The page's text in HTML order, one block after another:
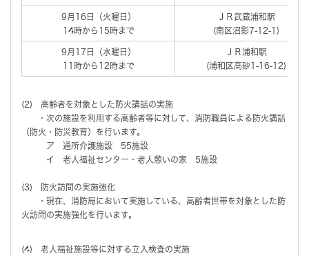
9月16日（火曜日）
14時から15時まで
ＪＲ武蔵浦和駅
(南区沼影7-12-1)
9月17日（水曜日）
11時から12時まで
ＪＲ浦和駅
(浦和区高砂1-16-12)
(2) 高齢者を対象とした防火講話の実施
・次の施設を利用する高齢者等に対して、消防職員による防火講話
（防火・防災教育）を行います。
ア 通所介護施設 55施設
イ 老人福祉センター・老人憩いの家 5施設
(3) 防火訪問の実施強化
・現在、消防局において実施している、高齢者世帯を対象とした防
火訪問の実施強化を行います。
(4) 老人福祉施設等に対する立入検査の実施